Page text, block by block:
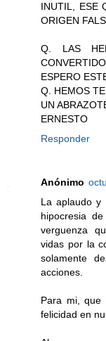
INUTIL, ESE
ORIGEN
Q. LAS
ESPERO
Q. HEMOS
UN
ERNESTO
Responder
Anónimo
La aplaudo y
hipocresia
verguenza
vidas por la
solamente
acciones.
Para mi, que
felicidad en